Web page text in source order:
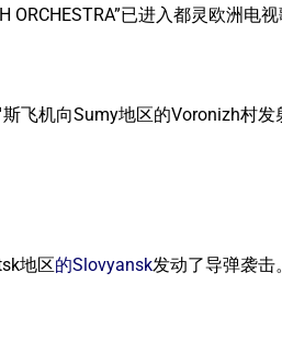
ORCHESTRA”已进入都灵欧洲电
飞机向Sumy地区的Voronizh村发
地区的Slovyansk发动了导弹袭击